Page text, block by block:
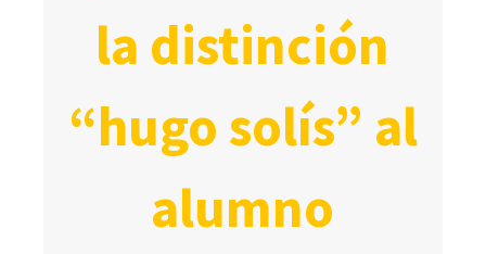
la distinción
“hugo solís” al
alumno